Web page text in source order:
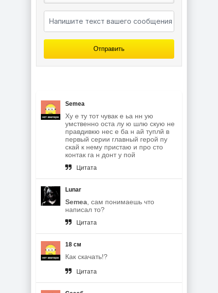
Отправить
Semea
Ху е ту тот чувак е ьа нн ую
умственно оста лу ю шлю скую не
правдивкю нес е ба н ай туплй в
первый серии главный герой пу
скай к нему пристаю и про сто
контак га н донт у пой
Цитата
Lunar
Semea , сам понимаешь что
написал то?
Цитата
18 см
Как скачать!?
Цитата